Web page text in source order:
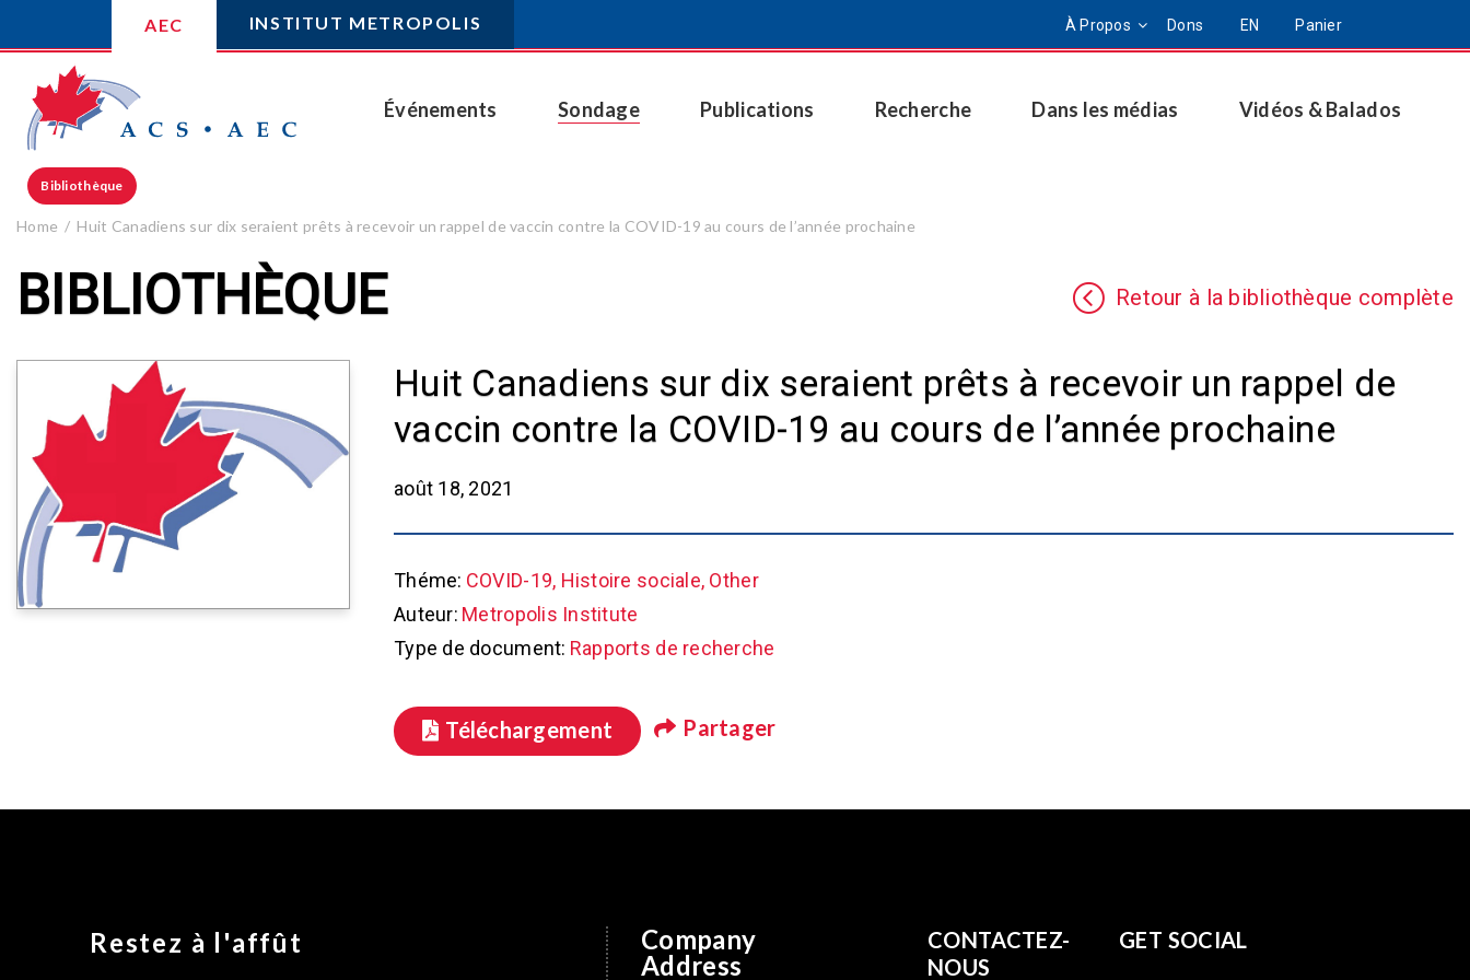
AEC INSTITUT METROPOLIS À Propos Dons EN Panier
Événements Sondage Publications Recherche Dans les médias Vidéos & Balados
Bibliothèque
Home Huit Canadiens sur dix seraient prêts à recevoir un rappel de vaccin contre la COVID-19 au cours de l’année prochaine
BIBLIOTHÈQUE Retour à la bibliothèque complète
Huit Canadiens sur dix seraient prêts à recevoir un rappel de
vaccin contre la COVID-19 au cours de l’année prochaine
août 18, 2021
Théme: COVID-19, Histoire sociale, Other
Auteur: Metropolis Institute
Type de document: Rapports de recherche
Téléchargement Partager
Restez à l'affût
Company
Address
CONTACTEZ-
NOUS
GET SOCIAL